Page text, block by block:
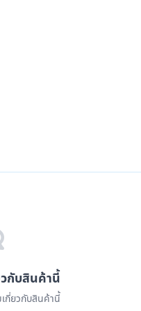
กับสินค้านี้
กี่ยวกับสินค้านี้